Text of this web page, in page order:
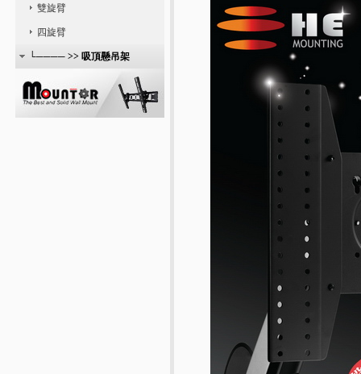
雙旋臂
四旋臂
└──── >> 吸頂懸吊架